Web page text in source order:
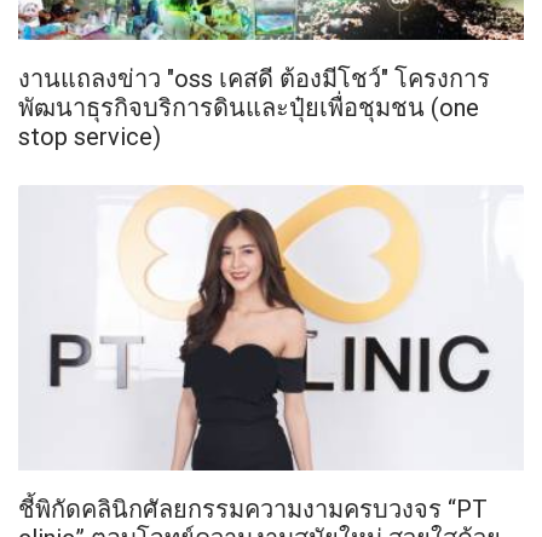
งานแถลงข่าว "oss เคสดี ต้องมีโชว์" โครงการ
พัฒนาธุรกิจบริการดินและปุ๋ยเพื่อชุมชน (one
stop service)
ชี้พิกัดคลินิกศัลยกรรมความงามครบวงจร “PT